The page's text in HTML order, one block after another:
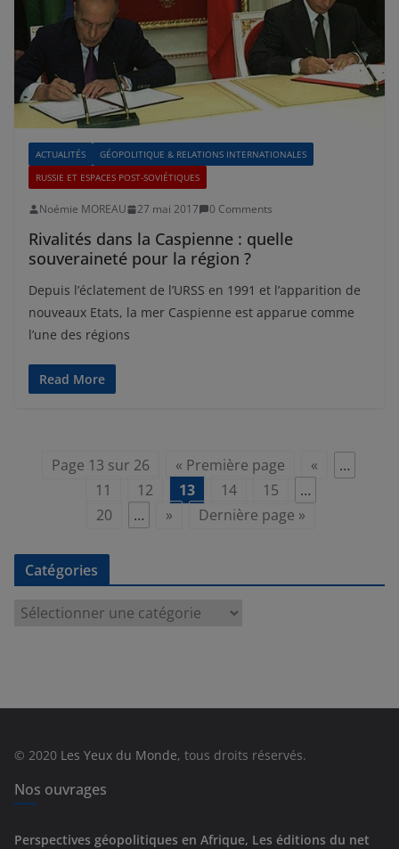
ACTUALITÉS
GÉOPOLITIQUE & RELATIONS INTERNATIONALES
RUSSIE ET ESPACES POST-SOVIÉTIQUES
Noémie MOREAU 27 mai 2017 0 Comments
Rivalités dans la Caspienne : quelle
souveraineté pour la région ?
Depuis l’éclatement de l’URSS en 1991 et l’apparition de
nouveaux Etats, la mer Caspienne est apparue comme
l’une des régions
Read More
Page 13 sur 26 « Première page «
…
11
12 13 14 15
…
20
… » Dernière page »
Catégories
e
© 2020 Les Yeux du Monde, tous droits réservés.
Nos ouvrages
Perspectives géopolitiques en Afrique, Les éditions du net